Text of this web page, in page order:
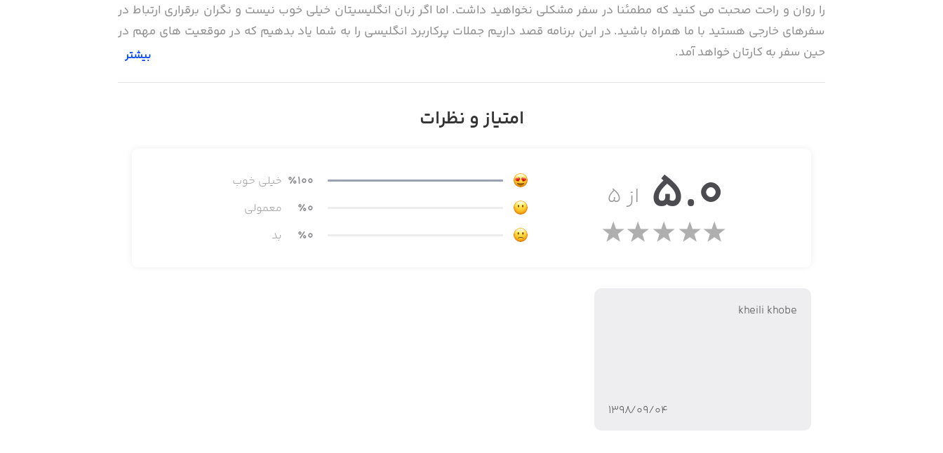
را روان و راحت صحبت می کنید که مطمئنا در سفر مشکلی نخواهید داشت. اما اگر زبان انگلیسیتان خیلی خوب نیست و نگران برقراری ارتباط در
سفرهای خارجی هستید با ما همراه باشید. در این برنامه قصد داریم جملات پرکاربرد انگلیسی را به شما یاد بدهیم که در موقعیت های مهم در
حین سفر به کارتان خواهد آمد.
بیشتر
امتیاز و نظرات
از ۵ 5.0 ٪100
خیلی خوب
٪0
معمولی
٪0 بد
kheili khobe
۱۳۹۸/۰۹/۰۴